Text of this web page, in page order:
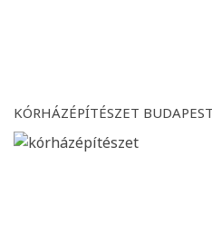
KÓRHÁZÉPÍTÉSZET